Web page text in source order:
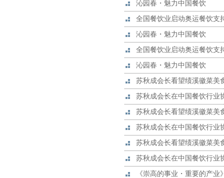
沁园春・魅力中国餐饮
全国餐饮业启动奥运餐饮支
沁园春・魅力中国餐饮
全国餐饮业启动奥运餐饮支
沁园春・魅力中国餐饮
苏秋成会长看望绩溪徽菜美
苏秋成会长在中国餐饮行业
苏秋成会长看望绩溪徽菜美
苏秋成会长在中国餐饮行业
苏秋成会长看望绩溪徽菜美
苏秋成会长在中国餐饮行业
《崇高的事业・重要的产